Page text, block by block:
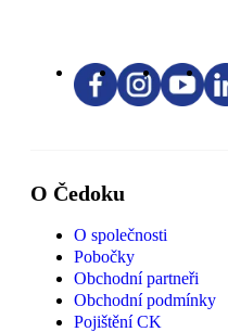
O Čedoku
O společnosti
Pobočky
Obchodní partneři
Obchodní podmínky
Pojištění CK